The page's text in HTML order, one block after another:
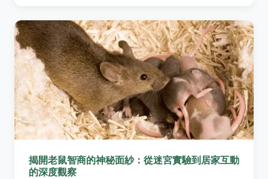
揭開老鼠智商的神秘面紗：從迷宮實驗到居家互動
的深度觀察